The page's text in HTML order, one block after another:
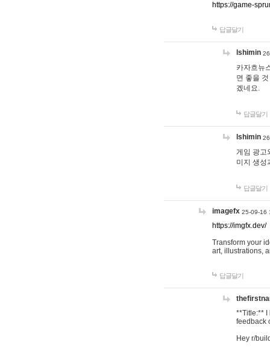
https://game-
답글달기
lshimin
카자흐뉴
면 좋을
겠네요.
답글달기
lshimin
게임 광고
미지 생성
답글달기
imagefx 25-09-16
https://imgfx.dev/
Transform your
art, illustrations,
답글달기
**Title:** I
feedback
Hey r/